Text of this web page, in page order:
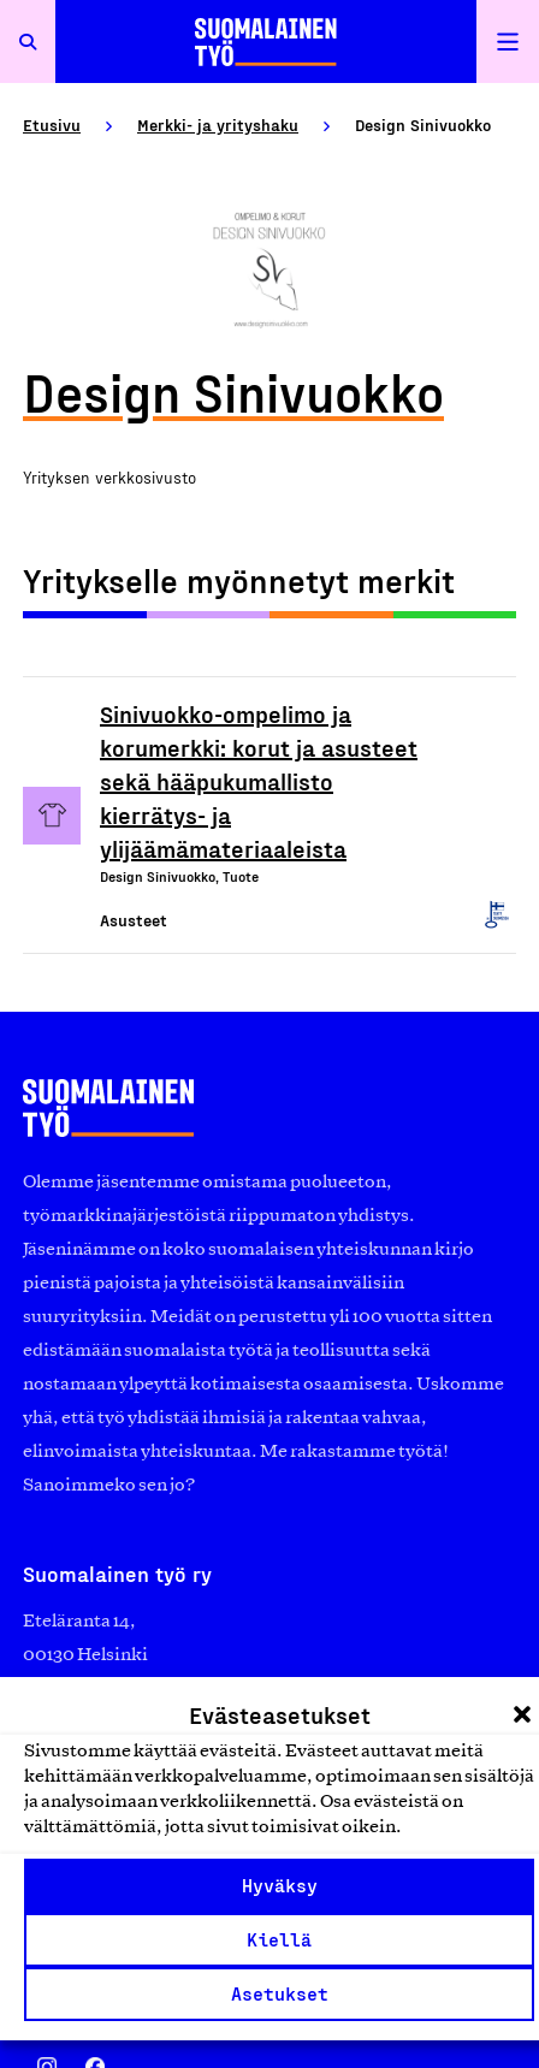
Evästeasetukset
Sivustomme käyttää evästeitä. Evästeet auttavat meitä
kehittämään verkkopalveluamme, optimoimaan sen sisältöjä
ja analysoimaan verkkoliikennettä. Osa evästeistä on
välttämättömiä, jotta sivut toimisivat oikein.
Hyväksy
Kiellä
Asetukset
Etusivu Merkki- ja yrityshaku Design Sinivuokko
Design Sinivuokko
Yrityksen verkkosivusto
Yritykselle myönnetyt merkit
Sinivuokko-ompelimo ja
korumerkki: korut ja asusteet
sekä hääpukumallisto
kierrätys- ja
ylijäämämateriaaleista
Design Sinivuokko, Tuote
Asusteet
Olemme jäsentemme omistama puolueeton,
työmarkkinajärjestöistä riippumaton yhdistys.
Jäseninämme on koko suomalaisen yhteiskunnan kirjo
pienistä pajoista ja yhteisöistä kansainvälisiin
suuryrityksiin. Meidät on perustettu yli 100 vuotta sitten
edistämään suomalaista työtä ja teollisuutta sekä
nostamaan ylpeyttä kotimaisesta osaamisesta. Uskomme
yhä, että työ yhdistää ihmisiä ja rakentaa vahvaa,
elinvoimaista yhteiskuntaa. Me rakastamme työtä!
Sanoimmeko sen jo?
Suomalainen työ ry
Eteläranta 14,
00130 Helsinki
asiakaspalvelu@suomalainentyo.fi
laskutus@suomalainentyo.fi